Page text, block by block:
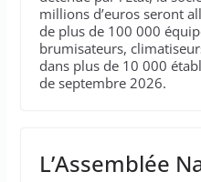
millions d’euros seront
de plus de 100 000
brumisateurs,
dans plus de 10 000
de septembre 2026.
L’Assemblée